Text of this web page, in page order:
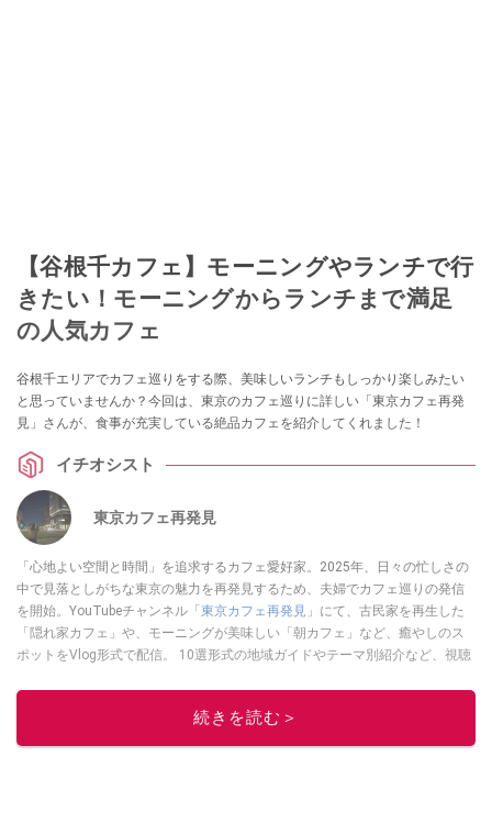
【谷根千カフェ】モーニングやランチで行
きたい！モーニングからランチまで満足
の人気カフェ
谷根千エリアでカフェ巡りをする際、美味しいランチもしっかり楽しみたい
と思っていませんか？今回は、東京のカフェ巡りに詳しい「東京カフェ再発
見」さんが、食事が充実している絶品カフェを紹介してくれました！
イチオシスト
東京カフェ再発見
「心地よい空間と時間」を追求するカフェ愛好家。2025年、日々の忙しさの
中で見落としがちな東京の魅力を再発見するため、夫婦でカフェ巡りの発信
を開始。YouTubeチャンネル「 東京カフェ再発見 」にて、古民家を再生した
「隠れ家カフェ」や、モーニングが美味しい「朝カフェ」など、癒やしのス
ポットをVlog形式で配信。 10選形式の地域ガイドやテーマ別紹介など、視聴
このイチオシストの他の記事を読む
続きを読む＞